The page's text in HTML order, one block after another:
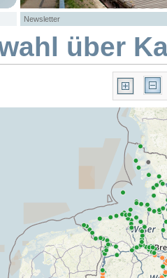
Newsletter
über